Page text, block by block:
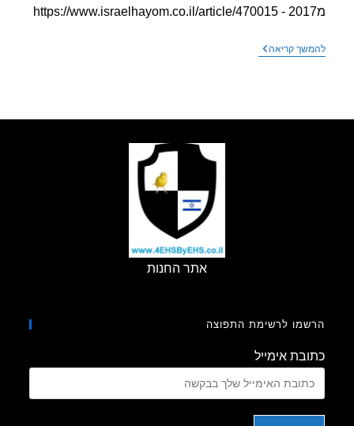
קריאהנפטר
אתר החנות
לרשימת התפוצה
אימייל